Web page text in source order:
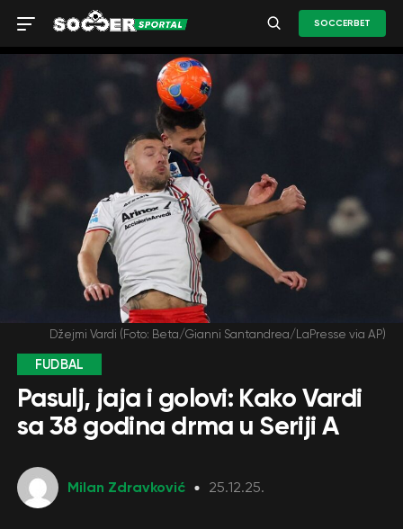
SOCCERBET
Džejmi Vardi (Foto: Beta/Gianni Santandrea/LaPresse via AP)
FUDBAL
Pasulj, jaja i golovi: Kako Vardi
sa 38 godina drma u Seriji A
Milan Zdravković 25.12.25.